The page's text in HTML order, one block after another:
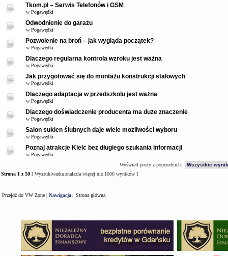
Tkom.pl – Serwis Telefonów i GSM
w Pogawędki
Odwodnienie do garażu
w Pogawędki
Pozwolenie na broń – jak wygląda początek?
w Pogawędki
Dlaczego regularna kontrola wzroku jest ważna
w Pogawędki
Jak przygotować się do montażu konstrukcji stalowych
w Pogawędki
Dlaczego adaptacja w przedszkolu jest ważna
w Pogawędki
Dlaczego doświadczenie producenta ma duże znaczenie
w Pogawędki
Salon sukien ślubnych daje wiele możliwości wyboru
w Pogawędki
Poznaj atrakcje Kielc bez długiego szukania informacji
w Pogawędki
Wyświetl posty z poprzednich:
Strona 1 z50 [ Wyszukiwarka znalazła więcej niż 1000 wyników ]
Przejdź do VW Zone | Nawigacja: Strona główna